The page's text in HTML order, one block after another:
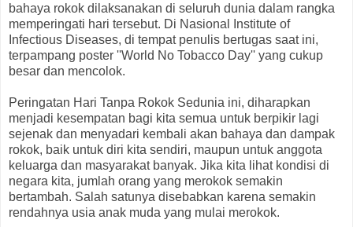
bahaya rokok dilaksanakan di seluruh dunia dalam rangka
memperingati hari tersebut. Di Nasional Institute of
Infectious Diseases, di tempat penulis bertugas saat ini,
terpampang poster ''World No Tobacco Day'' yang cukup
besar dan mencolok.
Peringatan Hari Tanpa Rokok Sedunia ini, diharapkan
menjadi kesempatan bagi kita semua untuk berpikir lagi
sejenak dan menyadari kembali akan bahaya dan dampak
rokok, baik untuk diri kita sendiri, maupun untuk anggota
keluarga dan masyarakat banyak. Jika kita lihat kondisi di
negara kita, jumlah orang yang merokok semakin
bertambah. Salah satunya disebabkan karena semakin
rendahnya usia anak muda yang mulai merokok.